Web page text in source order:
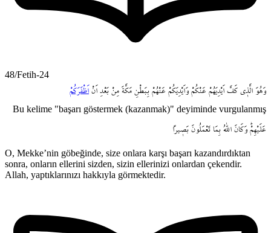
48/Fetih-24
وَهُوَ الَّذ۪ي كَفَّ اَيْدِيَهُمْ عَنْكُمْ وَاَيْدِيَكُمْ عَنْهُمْ بِبَطْنِ مَكَّةَ مِنْ بَعْدِ اَنْ اَظْفَرَكُمْ
Bu kelime "başarı göstermek (kazanmak)" deyiminde vurgulanmış
عَلَيْهِمْۜ وَكَانَ اللّٰهُ بِمَا تَعْمَلُونَ بَص۪يراً
O, Mekke’nin göbeğinde, size onlara karşı başarı kazandırdıktan
sonra, onların ellerini sizden, sizin ellerinizi onlardan çekendir.
Allah, yaptıklarınızı hakkıyla görmektedir.